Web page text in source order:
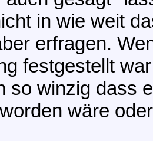
in wie weit
erfragen.
festgestellt
so winzig dass
wäre